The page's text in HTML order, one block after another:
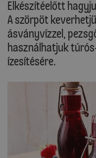
Elkészítéelőtt
A szörpöt
ásványvízzel,
használhatjuk
ízesítésére.